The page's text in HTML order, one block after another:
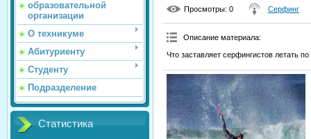
образовательной
организации
О техникуме
Абитуриенту
Студенту
Подразделение
Статистика
Просмотры: 0 Серфинг
Описание материала:
Что заставляет серфингистов летать